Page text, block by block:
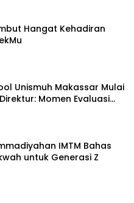
Hangat Kehadiran
Unismuh Makassar Mulai
Momen Evaluasi
IMTM Bahas
untuk Generasi Z